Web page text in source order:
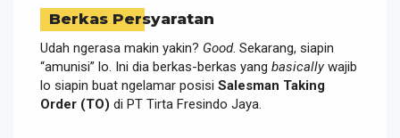
Berkas Persyaratan
Udah ngerasa makin yakin? Good. Sekarang, siapin
“amunisi” lo. Ini dia berkas-berkas yang basicallywajib
lo siapin buat ngelamar posisi Salesman Taking
Order (TO) di PT Tirta Fresindo Jaya.